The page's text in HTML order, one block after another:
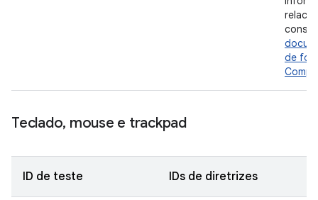
de
Teclado, mouse e trackpad
ID de teste IDs de diretrizes